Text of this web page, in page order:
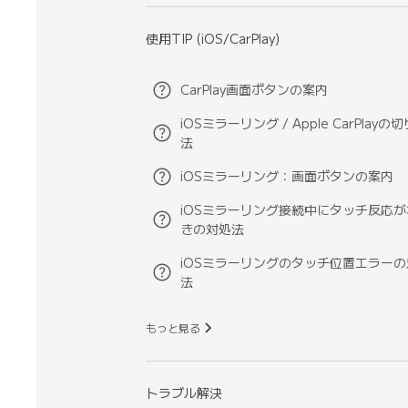
使用TIP (iOS/CarPlay)
CarPlay画面ボタンの案内
iOSミラーリング / Apple CarPlayの切
法
iOSミラーリング：画面ボタンの案内
iOSミラーリング接続中にタッチ反応
きの対処法
iOSミラーリングのタッチ位置エラー
法
もっと見る
トラブル解決